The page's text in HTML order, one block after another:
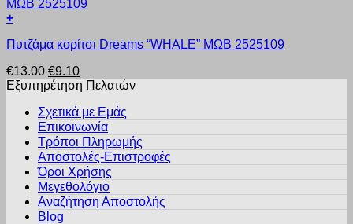
επιλογές
μπορούν
επιλεγούν
σελίδα
του
προϊόντος
€5.60.
+
το
έχει
πολλαπλές
επιλογές
μπορούν
επιλεγούν
σελίδα
Πυτζάμα κορίτσι Dreams “WHALE” ΜΩΒ 2525109
€13.00 Original
price
€13.00.
€9.10Η
τρέχουσα
είναι:
€9.10.
Εξυπηρέτηση Πελατών
Σχετικά με Εμάς
Επικοινωνία
Τρόποι Πληρωμής
Αποστολές-Επιστροφές
Όροι Χρήσης
Μεγεθολόγιο
Αναζήτηση Αποστολής
Blog